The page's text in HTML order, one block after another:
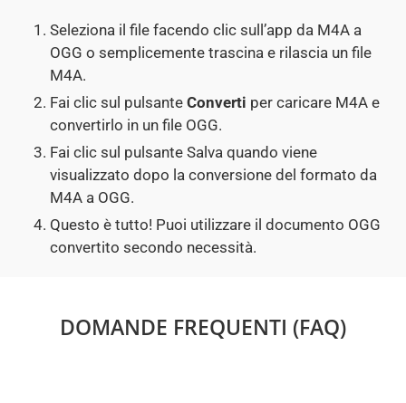
Seleziona il file facendo clic sull’app da M4A a
OGG o semplicemente trascina e rilascia un file
M4A.
Fai clic sul pulsante Converti per caricare M4A e
convertirlo in un file OGG.
Fai clic sul pulsante Salva quando viene
visualizzato dopo la conversione del formato da
M4A a OGG.
Questo è tutto! Puoi utilizzare il documento OGG
convertito secondo necessità.
DOMANDE FREQUENTI (FAQ)